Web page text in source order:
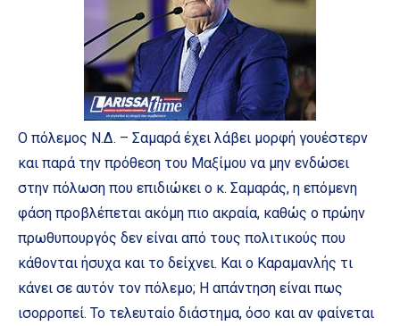
Ο πόλεμος Ν.Δ. – Σαμαρά έχει λάβει μορφή γουέστερν
και παρά την πρόθεση του Μαξίμου να μην ενδώσει
στην πόλωση που επιδιώκει ο κ. Σαμαράς, η επόμενη
φάση προβλέπεται ακόμη πιο ακραία, καθώς ο πρώην
πρωθυπουργός δεν είναι από τους πολιτικούς που
κάθονται ήσυχα και το δείχνει. Και ο Καραμανλής τι
κάνει σε αυτόν τον πόλεμο; Η απάντηση είναι πως
ισορροπεί. Το τελευταίο διάστημα, όσο και αν φαίνεται